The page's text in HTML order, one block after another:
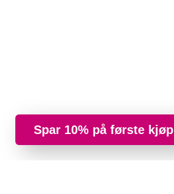
Spar 10% på første kjøp